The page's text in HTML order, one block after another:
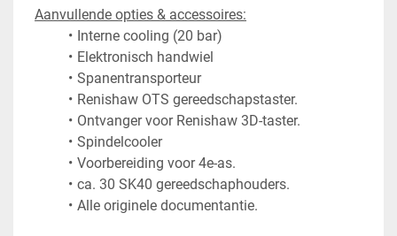
Aanvullende opties & accessoires:
Interne cooling (20 bar)
Elektronisch handwiel
Spanentransporteur
Renishaw OTS gereedschapstaster.
Ontvanger voor Renishaw 3D-taster.
Spindelcooler
Voorbereiding voor 4e-as.
ca. 30 SK40 gereedschaphouders.
Alle originele documentantie.